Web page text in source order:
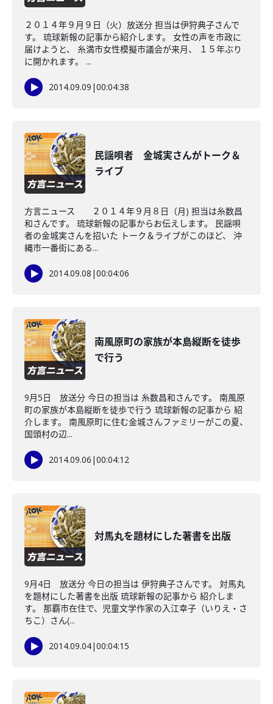
２０１４年９月９日（火）放送分 担当は伊狩典子さんで
す。 琉球新報の記事から紹介します。 女性の声を市政に
届けようと、 糸満市女性模擬市議会が来月、 １５年ぶり
に開かれます。 ...
2014.09.09 |00:04:38
民謡唄者 金城実さんがトーク＆
ライブ
方言ニュース ２０１４年９月８日（月) 担当は糸数昌
和さんです。 琉球新報の記事からお伝えします。 民謡唄
者の金城実さんを招いた トーク＆ライブがこのほど、 沖
縄市一番街にある...
2014.09.08 |00:04:06
南風原町の家族が本島縦断を徒歩
で行う
9月5日 放送分 今日の担当は 糸数昌和さんです。 南風原
町の家族が本島縦断を徒歩で行う 琉球新報の記事から 紹
介します。 南風原町に住む金城さんファミリーがこの夏、
国頭村の辺...
2014.09.06 |00:04:12
対馬丸を題材にした著書を出版
9月4日 放送分 今日の担当は 伊狩典子さんです。 対馬丸
を題材にした著書を出版 琉球新報の記事から 紹介しま
す。 那覇市在住で、児童文学作家の入江幸子（いりえ・さ
ちこ）さん(...
2014.09.04|00:04:15